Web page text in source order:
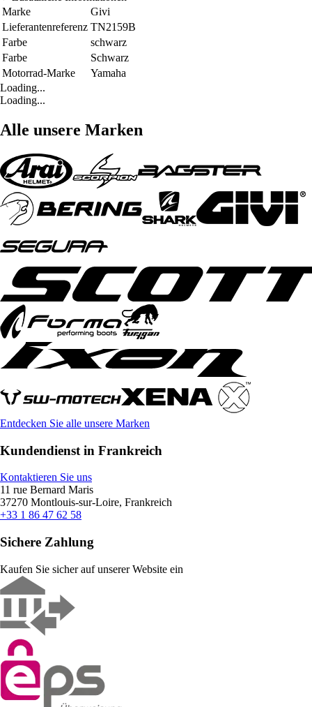
Marke
Givi
Lieferantenreferenz TN2159B
Farbe
schwarz
Farbe
Schwarz
Motorrad-Marke
Yamaha
Loading...
Loading...
Alle unsere Marken
Entdecken Sie alle unsere Marken
Kundendienst in Frankreich
Kontaktieren Sie uns
11 rue Bernard Maris
37270 Montlouis-sur-Loire, Frankreich
+33 1 86 47 62 58
Sichere Zahlung
Kaufen Sie sicher auf unserer Website ein